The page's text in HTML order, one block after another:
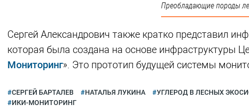
Преобладающие породы
Сергей Александрович также кратко представил
которая была создана на основе инфраструктуры
Мониторинг». Это прототип будущей системы
СЕРГЕЙ БАРТАЛЕВ НАТАЛЬЯ ЛУКИНА УГЛЕРОД В ЛЕСНЫХ
ИКИ-МОНИТОРИНГ